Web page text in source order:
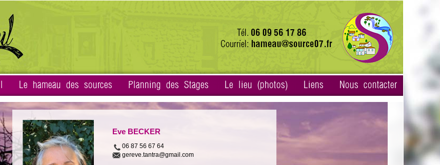
Le hameau des sources Planning des Stages Le lieu (photos) Liens Nous contacter
Eve BECKER
06 87 56 67 64
gereve.tantra@gmail.com